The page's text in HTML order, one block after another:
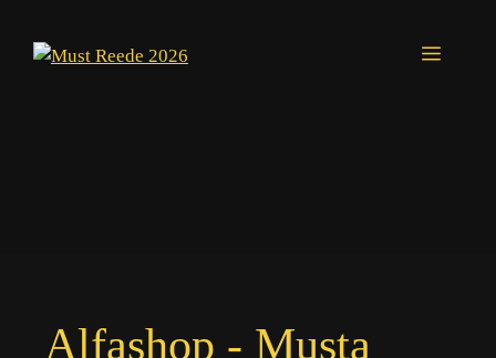
content
Menu
Alfashop - Musta